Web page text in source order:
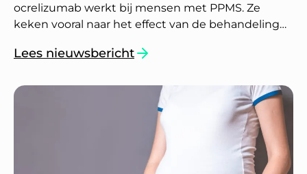
ocrelizumab werkt bij mensen met PPMS. Ze
keken vooral naar het effect van de behandeling
lichamelijke beperkingen.
Lees nieuwsbericht
`Werkzaamheid en veiligheid van